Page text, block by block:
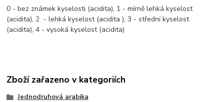
0 - bez známek kyselosti (acidita), 1 - mírně lehká kyselost
(acidita), 2 - lehká kyselost (acidita ), 3 - střední kyselost
(acidita), 4 - vysoká kyselost (acidita)
Zboží zařazeno v kategoriích
Jednodruhová arabika